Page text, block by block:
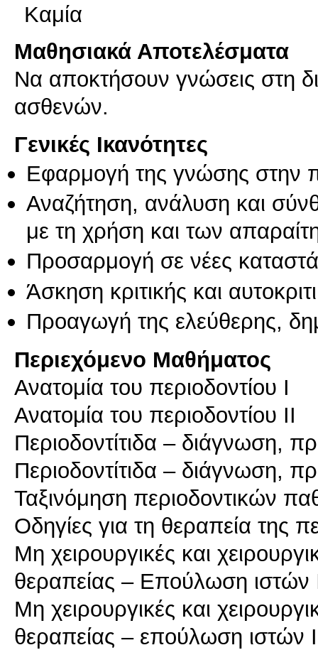
Καμία
Μαθησιακά Αποτελέσματα
Να αποκτήσουν γνώσεις στη
ασθενών.
Γενικές Ικανότητες
Εφαρμογή της γνώσης στην
Αναζήτηση, ανάλυση και
με τη χρήση και των
Προσαρμογή σε νέες
Άσκηση κριτικής και
Προαγωγή της ελεύθερης,
Περιεχόμενο Μαθήματος
Ανατομία του περιοδοντίου Ι
Ανατομία του περιοδοντίου ΙΙ
Περιοδοντίτιδα – διάγνωση,
Περιοδοντίτιδα – διάγνωση,
Ταξινόμηση περιοδοντικών
Οδηγίες για τη θεραπεία της
Μη χειρουργικές και
θεραπείας – Επούλωση ιστών
Μη χειρουργικές και
θεραπείας – επούλωση ιστών